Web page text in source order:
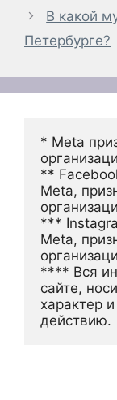
В какой
Петербурге?
* Meta
**
Meta,
***
Meta,
**** Вся
сайте,
характер
действию.